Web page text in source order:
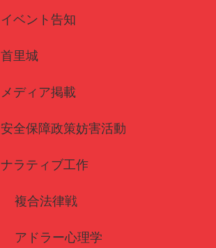
イベント告知
首里城
メディア掲載
安全保障政策妨害活動
ナラティブ工作
複合法律戦
アドラー心理学